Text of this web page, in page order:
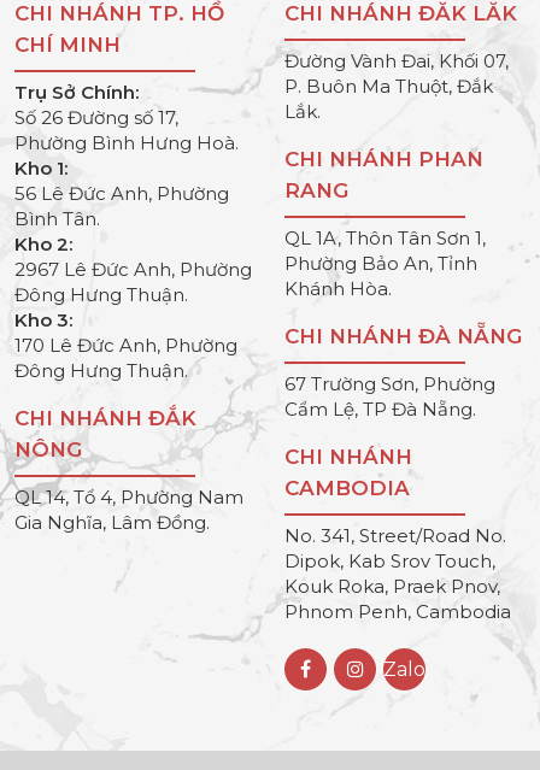
CHI NHÁNH TP. HỒ
CHÍ MINH
Trụ Sở Chính:
Số 26 Đường số 17,
Phường Bình Hưng Hoà.
Kho 1:
56 Lê Đức Anh, Phường
Bình Tân.
Kho 2:
2967 Lê Đức Anh, Phường
Đông Hưng Thuận.
Kho 3:
170 Lê Đức Anh, Phường
Đông Hưng Thuận.
CHI NHÁNH ĐẮK
NÔNG
QL 14, Tổ 4, Phường Nam
Gia Nghĩa, Lâm Đồng.
CHI NHÁNH ĐĂK LĂK
Đường Vành Đai, Khối 07,
P. Buôn Ma Thuột, Đắk
Lắk.
CHI NHÁNH PHAN
RANG
QL 1A, Thôn Tân Sơn 1,
Phường Bảo An, Tỉnh
Khánh Hòa.
CHI NHÁNH ĐÀ NẴNG
67 Trường Sơn, Phường
Cẩm Lệ, TP Đà Nẵng.
CHI NHÁNH
CAMBODIA
No. 341, Street/Road No.
Dipok, Kab Srov Touch,
Kouk Roka, Praek Pnov,
Phnom Penh, Cambodia
Zalo